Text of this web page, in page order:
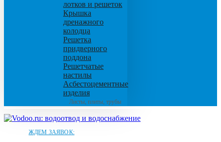
лотков и решеток
Крышка
дренажного
колодца
Решетка
придверного
поддона
Решетчатые
настилы
Асбестоцементные
изделия
Листы, плиты, трубы
ЖДЕМ ЗАЯВОК: